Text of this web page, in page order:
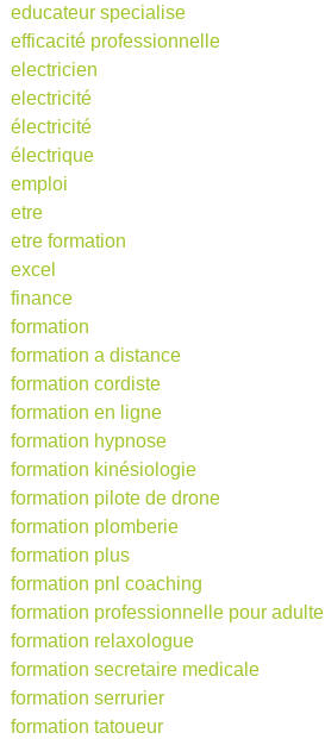
educateur specialise
efficacité professionnelle
electricien
electricité
électricité
électrique
emploi
etre
etre formation
excel
finance
formation
formation a distance
formation cordiste
formation en ligne
formation hypnose
formation kinésiologie
formation pilote de drone
formation plomberie
formation plus
formation pnl coaching
formation professionnelle pour adulte
formation relaxologue
formation secretaire medicale
formation serrurier
formation tatoueur